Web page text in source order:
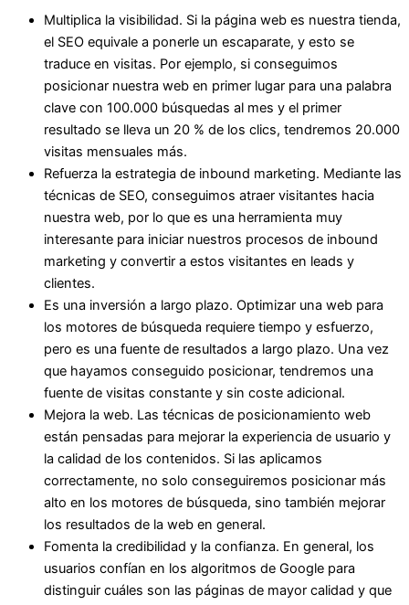
Multiplica la visibilidad. Si la página web es nuestra tienda,
el SEO equivale a ponerle un escaparate, y esto se
traduce en visitas. Por ejemplo, si conseguimos
posicionar nuestra web en primer lugar para una palabra
clave con 100.000 búsquedas al mes y el primer
resultado se lleva un 20 % de los clics, tendremos 20.000
visitas mensuales más.
Refuerza la estrategia de inbound marketing. Mediante las
técnicas de SEO, conseguimos atraer visitantes hacia
nuestra web, por lo que es una herramienta muy
interesante para iniciar nuestros procesos de inbound
marketing y convertir a estos visitantes en leads y
clientes.
Es una inversión a largo plazo. Optimizar una web para
los motores de búsqueda requiere tiempo y esfuerzo,
pero es una fuente de resultados a largo plazo. Una vez
que hayamos conseguido posicionar, tendremos una
fuente de visitas constante y sin coste adicional.
Mejora la web. Las técnicas de posicionamiento web
están pensadas para mejorar la experiencia de usuario y
la calidad de los contenidos. Si las aplicamos
correctamente, no solo conseguiremos posicionar más
alto en los motores de búsqueda, sino también mejorar
los resultados de la web en general.
Fomenta la credibilidad y la confianza. En general, los
usuarios confían en los algoritmos de Google para
distinguir cuáles son las páginas de mayor calidad y que